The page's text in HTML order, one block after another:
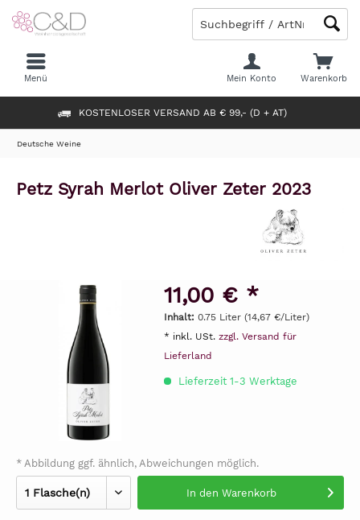
KOSTENLOSER VERSAND AB € 99,- (D + AT)
Warenkorb
Mein Konto
Menü
Deutsche Weine
Petz Syrah Merlot Oliver Zeter 2023
11,00 € *
Inhalt: 0.75 Liter (14,67 €/Liter)
* inkl. USt. zzgl. Versand für
Lieferland
Lieferzeit 1-3 Werktage
* Abbildung ggf. ähnlich, Abweichungen möglich.
In den Warenkorb